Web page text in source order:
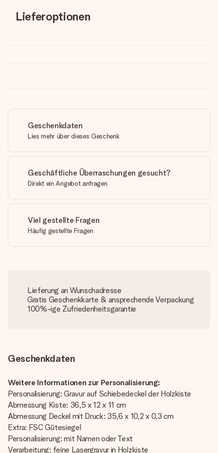
Lieferoptionen
Geschenkdaten
Lies mehr über dieses Geschenk
Geschäftliche Überraschungen gesucht?
Direkt ein Angebot anfragen
Viel gestellte Fragen
Häufig gestellte Fragen
Lieferung an Wunschadresse
Gratis Geschenkkarte & ansprechende Verpackung
100%-ige Zufriedenheitsgarantie
Geschenkdaten
Weitere Informationen zur Personalisierung:
Personalisierung: Gravur auf Schiebedeckel der Holzkiste
Abmessung Kiste: 36,5 x 12 x 11 cm
Abmessung Deckel mit Druck: 35,6 x 10,2 x 0,3 cm
Extra: FSC Gütesiegel
Personalisierung: mit Namen oder Text
Verarbeitung: feine Lasergravur in Holzkiste